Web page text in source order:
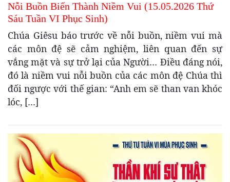
Nỗi Buồn Biến Thành Niềm Vui (15.05.2026 Thứ
Sáu Tuần VI Phục Sinh)
Chúa Giêsu báo trước về nỗi buồn, niềm vui mà
các môn đệ sẽ cảm nghiệm, liên quan đến sự
vắng mặt và sự trở lại của Người… Điều đáng nói,
đó là niềm vui nỗi buồn của các môn đệ Chúa thì
đối ngược với thế gian: “Anh em sẽ than van khóc
lóc, […]